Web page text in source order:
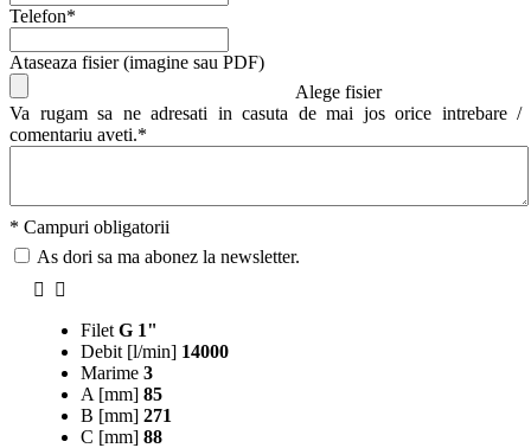
Telefon*
Ataseaza fisier (imagine sau PDF)
Alege fisier
Va rugam sa ne adresati in casuta de mai jos orice intrebare /
comentariu aveti.*
* Campuri obligatorii
As dori sa ma abonez la newsletter.
Filet G 1"
Debit [l/min] 14000
Marime 3
A [mm] 85
B [mm] 271
C [mm] 88